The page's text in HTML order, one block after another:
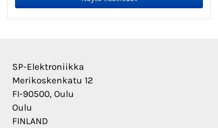
SP-Elektroniikka
Merikoskenkatu 12
FI-90500, Oulu
Oulu
FINLAND